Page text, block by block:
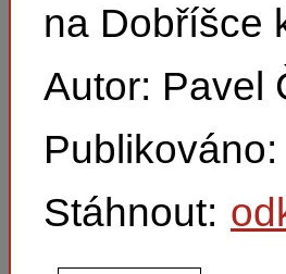
na Dobříšce
Autor: Pavel
Stáhnout: